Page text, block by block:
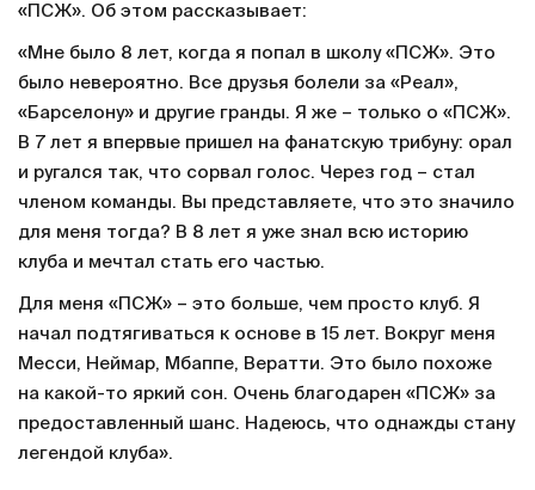
«ПСЖ». Об этом рассказывает:
«Мне было 8 лет, когда я попал в школу «ПСЖ». Это
было невероятно. Все друзья болели за «Реал»,
«Барселону» и другие гранды. Я же – только о «ПСЖ».
В 7 лет я впервые пришел на фанатскую трибуну: орал
и ругался так, что сорвал голос. Через год – стал
членом команды. Вы представляете, что это значило
для меня тогда? В 8 лет я уже знал всю историю
клуба и мечтал стать его частью.
Для меня «ПСЖ» – это больше, чем просто клуб. Я
начал подтягиваться к основе в 15 лет. Вокруг меня
Месси, Неймар, Мбаппе, Вератти. Это было похоже
на какой-то яркий сон. Очень благодарен «ПСЖ» за
предоставленный шанс. Надеюсь, что однажды стану
легендой клуба».